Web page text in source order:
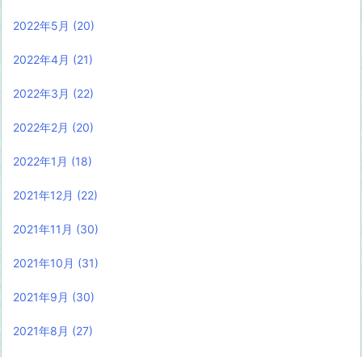
2022年5月 (20)
2022年4月 (21)
2022年3月 (22)
2022年2月 (20)
2022年1月 (18)
2021年12月 (22)
2021年11月 (30)
2021年10月 (31)
2021年9月 (30)
2021年8月 (27)